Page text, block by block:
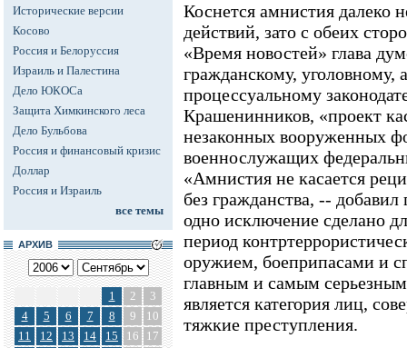
Исторические версии
Косово
Россия и Белоруссия
Израиль и Палестина
Дело ЮКОСа
Защита Химкинского леса
Дело Бульбова
Россия и финансовый кризис
Доллар
Россия и Израиль
все темы
АРХИВ
1 2
3
4
5 6 7 8 9
10
11
12 13 14 15 16
17
Коснется амнистия далеко
действий, зато с обеих
«Время новостей» глава
гражданскому, уголовному,
процессуальному
Крашенинников, «проект
незаконных вооруженных
военнослужащих
«Амнистия не касается
без гражданства, --
одно исключение сделано
период
оружием, боеприпасами и
главным и самым
является категория лиц,
тяжкие преступления.